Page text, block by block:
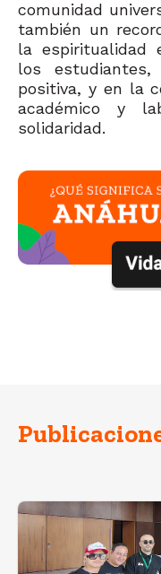
comunidad
también un
la espiritualidad
los
positiva, y en la
académico y
solidaridad.